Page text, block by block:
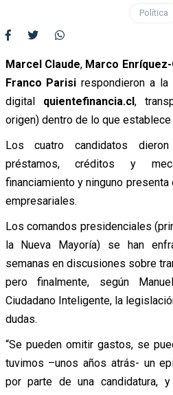
Política
Marcel Claude,Marco Enríquez-
Franco Parisi respondieron a
digital quientefinancia.cl,
origen) dentro de lo que
Los cuatro candidatos
préstamos, créditos y
financiamiento y ninguno
empresariales.
Los comandos presidenciales
la Nueva Mayoría) se han
semanas en discusiones sobre
pero finalmente, según
Ciudadano Inteligente, la
dudas.
“Se pueden omitir gastos, se
tuvimos –unos años atrás- un
por parte de una candidatura,